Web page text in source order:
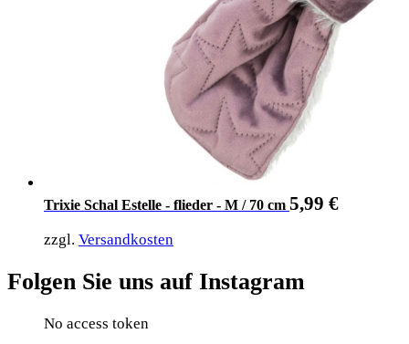
Trixie Schal Estelle - flieder - M / 70 cm 5,99 €
zzgl. Versandkosten
Folgen Sie uns auf Instagram
No access token